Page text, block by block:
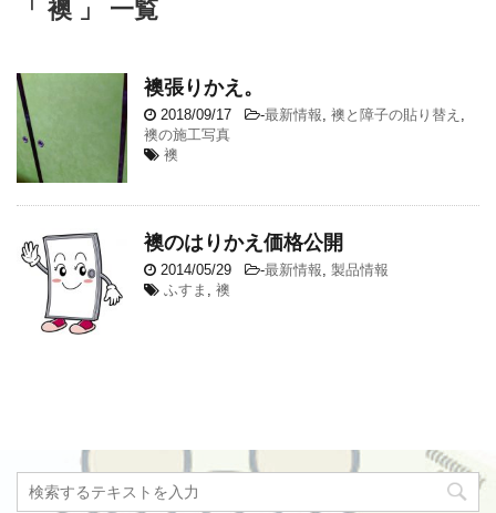
「 襖 」 一覧
襖張りかえ。
2018/09/17 -最新情報 襖と障子の貼り替え
襖の施工写真
襖
襖のはりかえ価格公開
2014/05/29 -最新情報, 製品情報
ふすま , 襖